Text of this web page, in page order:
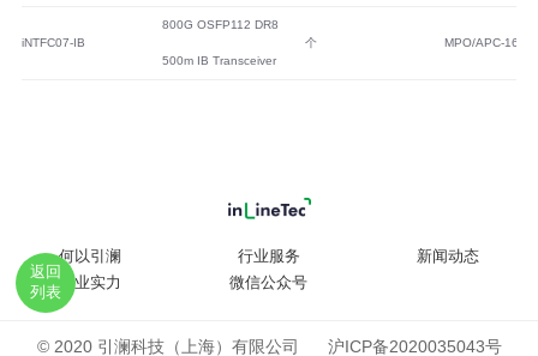
返回
列表
iNTFC07-IB
800G OSFP112 DR8
500m IB Transceiver
个 MPO/APC-16
何以引澜 行业服务
新闻动态
企业实力
微信公众号
© 2020 引澜科技（上海）有限公司 沪ICP备2020035043号